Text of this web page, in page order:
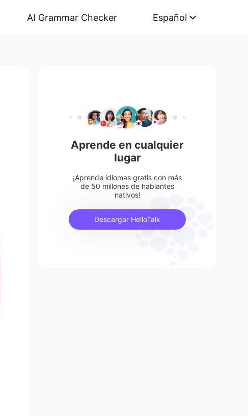
AI Grammar Checker Español
Aprende en cualquier
lugar
¡Aprende idiomas gratis con más
de 50 millones de hablantes
nativos!
Descargar HelloTalk